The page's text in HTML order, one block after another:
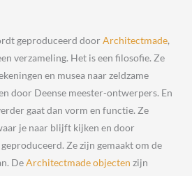
geproduceerd door Architectmade,
verzameling. Het is een filosofie. Ze
en musea naar zeldzame
door Deense meester-ontwerpers. En
gaat dan vorm en functie. Ze
je naar blijft kijken en door
Ze zijn gemaakt om de
DeArchitectmade objecten zijn